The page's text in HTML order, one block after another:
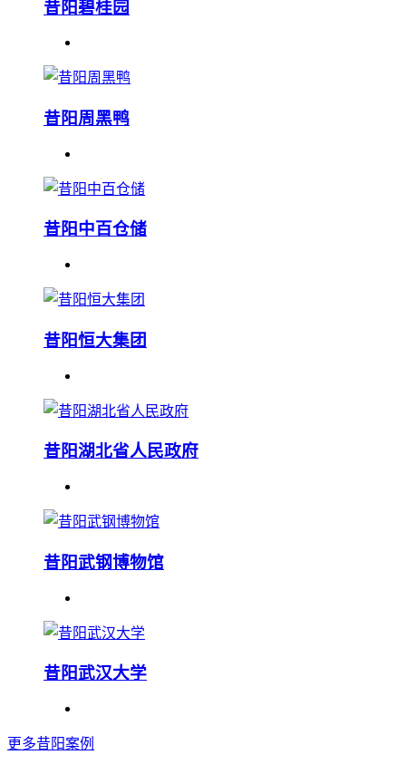
昔阳碧桂园
昔阳周黑鸭
昔阳中百仓储
昔阳恒大集团
昔阳湖北省人民政府
昔阳武钢博物馆
昔阳武汉大学
更多昔阳案例